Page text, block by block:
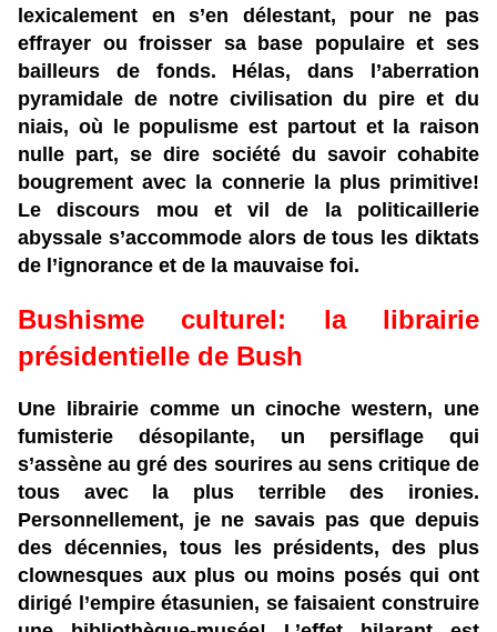
lexicalement en s’en délestant, pour ne pas
effrayer ou froisser sa base populaire et ses
bailleurs de fonds. Hélas, dans l’aberration
pyramidale de notre civilisation du pire et du
niais, où le populisme est partout et la raison
nulle part, se dire société du savoir cohabite
bougrement avec la connerie la plus primitive!
Le discours mou et vil de la politicaillerie
abyssale s’accommode alors de tous les diktats
de l’ignorance et de la mauvaise foi.
Bushisme culturel: la librairie
présidentielle de Bush
Une librairie comme un cinoche western, une
fumisterie désopilante, un persiflage qui
s’assène au gré des sourires au sens critique de
tous avec la plus terrible des ironies.
Personnellement, je ne savais pas que depuis
des décennies, tous les présidents, des plus
clownesques aux plus ou moins posés qui ont
dirigé l’empire étasunien, se faisaient construire